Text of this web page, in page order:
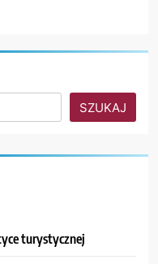
SZUKAJ
turystycznej